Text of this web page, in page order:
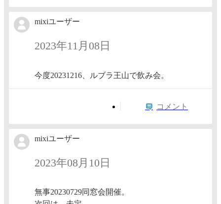
mixiユーザー
2023年11月08日
今度20231216、ルブラ王山で飲み会。
コメント
mixiユーザー
2023年08月10日
無事20230729同窓会開催。